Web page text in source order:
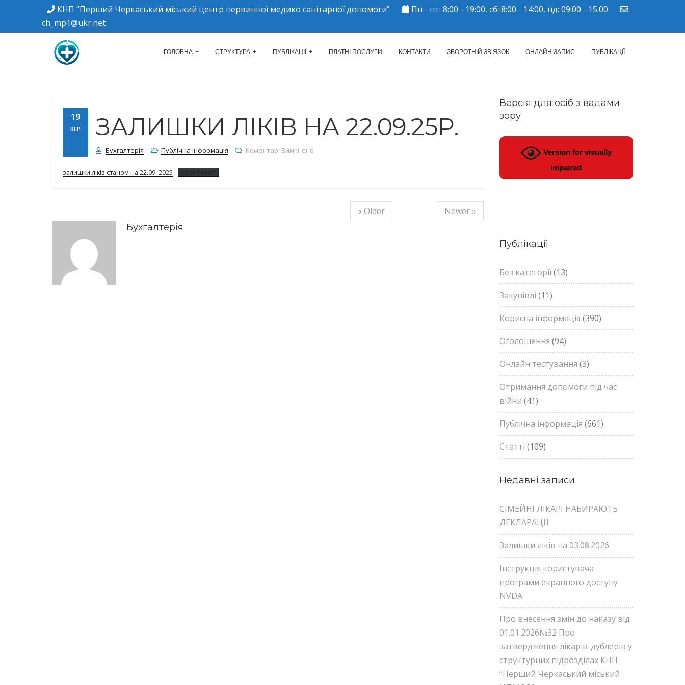
КНП “Перший Черкаський міський центр первинної медико санітарної допомоги”
Пн - пт: 8:00 - 19:00, сб: 8:00 - 14:00, нд: 09:00 - 15:00
ch_mp1@ukr.net
КНП "ПЕРШИЙ ЧЕРКАСЬКИЙ МІСЬКИЙ ЦЕНТР ПМСД"
ГОЛОВНА СТРУКТУРА ПУБЛІКАЦІЇ ПЛАТНІ ПОСЛУГИ КОНТАКТИ ЗВОРОТНІЙ ЗВ’ЯЗОК ОНЛАЙН ЗАПИС ПУБЛІКАЦІЇ
19
ВЕР ЗАЛИШКИ ЛІКІВ НА 22.09.25Р.
Бухгалтерія Публічна інформація Коментарі Вимкнено
залишки ліків станом на 22.09. 2025 Завантажити
« Older
Newer »
Бухгалтерія
Версія для осіб з вадами
зору
Version for visually
impaired
Публікації
Без категорії(13)
Закупівлі (11)
Корисна інформація (390)
Оголошення (94)
Онлайн тестування (3)
Отримання допомоги під час
війни (41)
Публічна інформація (661)
Статті (109)
Недавні записи
СІМЕЙНІ ЛІКАРІ НАБИРАЮТЬ
ДЕКЛАРАЦІЇ
Залишки ліків на 03.08.2026
Інструкція користувача
програми екранного доступу
NVDA
Про внесення змін до наказу від
01.01.2026№32 Про
затвердження лікарів-дублерів у
структурних підрозділах КНП
“Перший Черкаський міський